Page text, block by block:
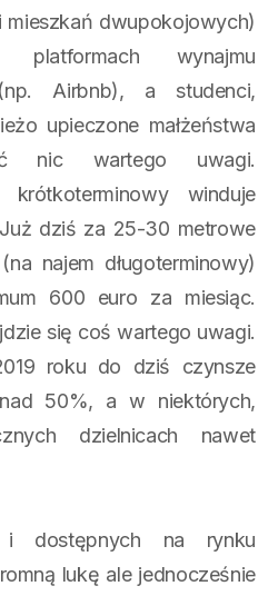
mieszkań dwupokojowych)
wynajmu
Airbnb), a studenci,
upieczone małżeństwa
nic wartego uwagi.
krótkoterminowy winduje
dziś za 25-30 metrowe
najem długoterminowy)
600 euro za miesiąc.
się coś wartego uwagi.
roku do dziś czynsze
50%, a w niektórych,
dzielnicach nawet
i dostępnych na rynku
lukę ale jednocześnie